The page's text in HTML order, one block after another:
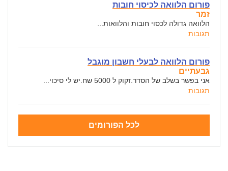
פורום הלוואה לכיסוי חובות
זמר
הלוואה גדולה לכסוי חובות והלוואות...
תגובות
פורום הלוואה לבעלי חשבון מוגבל
גבעתיים
אני בפשר בשלב של הסדר.זקוק ל 5000 שח.יש לי סיכוי...
תגובות
לכל הפורומים